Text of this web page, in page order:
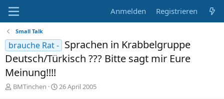
Anmelden Registrieren
Small Talk
brauche Rat - Sprachen in Krabbelgruppe
Deutsch/Türkisch ??? Bitte sagt mir Eure
Meinung!!!!
E
BMTinchen
E
26 April 2005